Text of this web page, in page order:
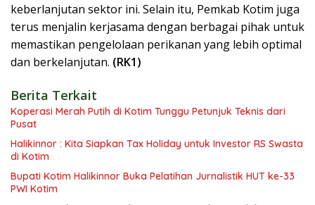
keberlanjutan sektor ini. Selain itu, Pemkab Kotim juga
terus menjalin kerjasama dengan berbagai pihak untuk
memastikan pengelolaan perikanan yang lebih optimal
dan berkelanjutan. (RK1)
Berita Terkait
Koperasi Merah Putih di Kotim Tunggu Petunjuk Teknis dari
Pusat
Halikinnor : Kita Siapkan Tax Holiday untuk Investor RS Swasta
di Kotim
Bupati Kotim Halikinnor Buka Pelatihan Jurnalistik HUT ke-33
PWI Kotim